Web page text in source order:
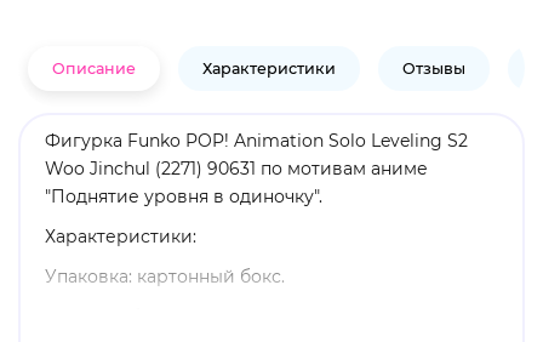
Описание Характеристики Отзывы
Фигурка Funko POP! Animation Solo Leveling S2
Woo Jinchul (2271) 90631 по мотивам аниме
"Поднятие уровня в одиночку".
Характеристики:
Упаковка: картонный бокс.